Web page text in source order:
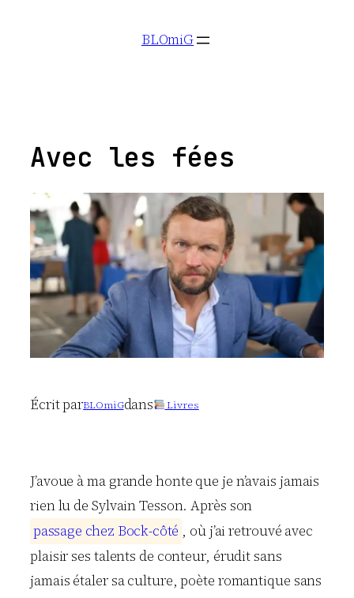
BLOmiG
Avec les fées
Écrit parBLOmiGdans Livres
J’avoue à ma grande honte que je n’avais jamais
rien lu de Sylvain Tesson. Après son
passage chez Bock-côté , où j’ai retrouvé avec
plaisir ses talents de conteur, érudit sans
jamais étaler sa culture, poète romantique sans